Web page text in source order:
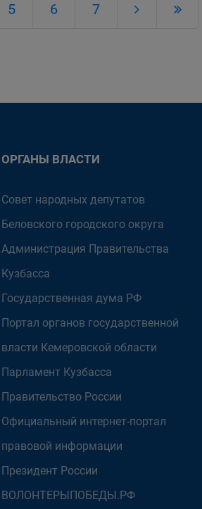
5 6 7
ОРГАНЫ ВЛАСТИ
Совет народных депутатов
Беловского городского округа
Администрация Правительства
Кузбасса
Государственная дума РФ
Портал органов государственной
власти Кемеровской области
Парламент Кузбасса
Правительство России
Официальный интернет-портал
правовой информации
Президент России
ВОЛОНТЕРЫПОБЕДЫ.РФ